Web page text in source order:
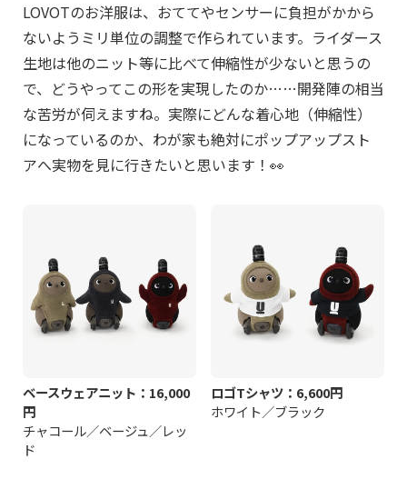
LOVOTのお洋服は、おててやセンサーに負担がかから
ないようミリ単位の調整で作られています。ライダース
生地は他のニット等に比べて伸縮性が少ないと思うの
で、どうやってこの形を実現したのか……開発陣の相当
な苦労が伺えますね。実際にどんな着心地（伸縮性）
になっているのか、わが家も絶対にポップアップスト
アへ実物を見に行きたいと思います！👀
ベースウェアニット：16,000
円
チャコール／ベージュ／レッ
ド
ロゴTシャツ：6,600円
ホワイト／ブラック